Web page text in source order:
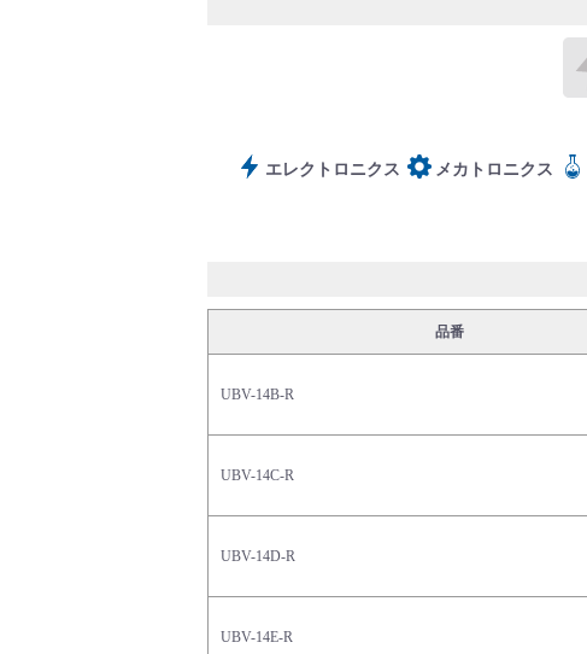
サポート
よくあるご質問(FAQ)・用語集
Cv値・流量計算ツール
エレクトロニクス メカトロニクス
品番
UBV-14B-R
UBV-14C-R
UBV-14D-R
UBV-14E-R